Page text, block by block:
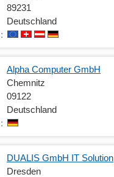
89231
Deutschland
Alpha Computer GmbH
Chemnitz
09122
Deutschland
DUALIS GmbH IT Solution
Dresden